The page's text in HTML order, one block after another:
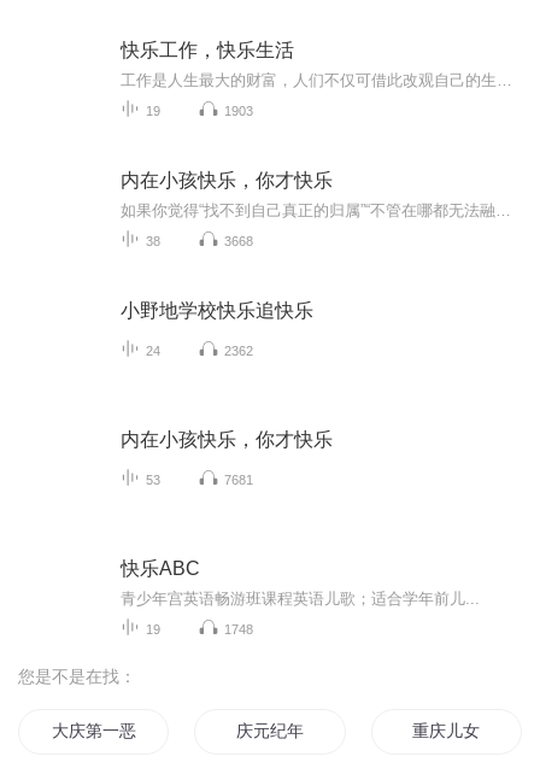
快乐工作，快乐生活
19 1903
内在小孩快乐，你才快乐
38 3668
小野地学校快乐追快乐
24 2362
内在小孩快乐，你才快乐
53 7681
快乐ABC
青少年宫英语畅游班课程英语儿歌；适合学年前儿...
19 1748
您是不是在找：
大庆第一恶 庆元纪年 重庆儿女